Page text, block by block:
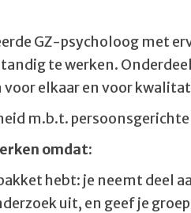
GZ-psycholoog met
te werken.
voor elkaar en voor
m.b.t.
omdat:
hebt: je neemt deel
uit, en geef je